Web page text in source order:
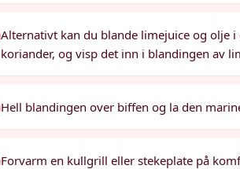
Alternativt kan du blande limejuice og olje
koriander, og visp det inn i blandingen av
Hell blandingen over biffen og la den
Forvarm en kullgrill eller stekeplate på